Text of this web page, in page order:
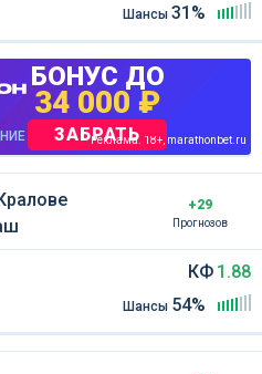
Шансы 31%
БОНУС ДО
34 000 ₽
ЗАБРАТЬ
Реклама. 18+, marathonbet.ru
+29
Прогнозов
КФ 1.88
Шансы 54%